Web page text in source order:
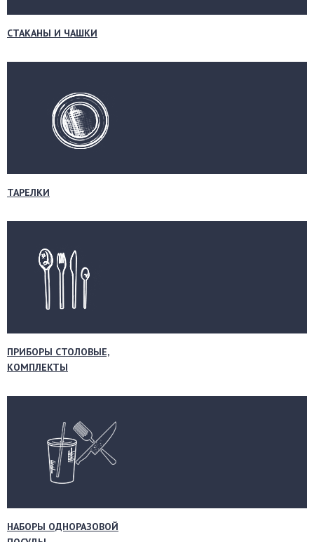
СТАКАНЫ И ЧАШКИ
ТАРЕЛКИ
ПРИБОРЫ СТОЛОВЫЕ,
КОМПЛЕКТЫ
НАБОРЫ ОДНОРАЗОВОЙ